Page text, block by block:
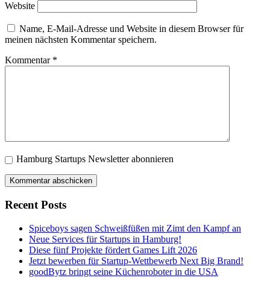
Website
Name, E-Mail-Adresse und Website in diesem Browser für
meinen nächsten Kommentar speichern.
Kommentar *
Hamburg Startups Newsletter abonnieren
Recent Posts
Spiceboys sagen Schweißfüßen mit Zimt den Kampf an
Neue Services für Startups in Hamburg!
Diese fünf Projekte fördert Games Lift 2026
Jetzt bewerben für Startup-Wettbewerb Next Big Brand!
goodBytz bringt seine Küchenroboter in die USA